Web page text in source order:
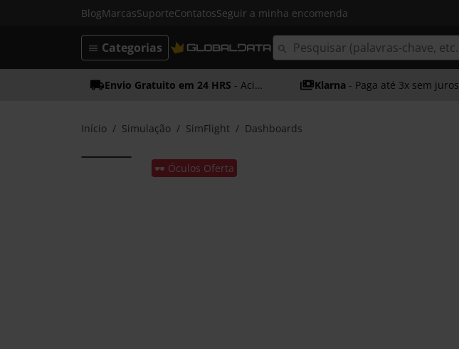
BlogMarcasSuporteContatosSeguir a minha encomenda
Categorias
Envio Gratuito em 24 HRS - Acima dos 50€ Klarna - Paga até 3x sem juros
Início Simulação SimFlight Dashboards
🕶️ Óculos Oferta